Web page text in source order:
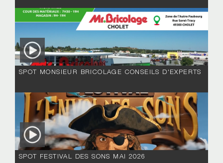
SPOT MONSIEUR BRICOLAGE CONSEILS D'EXPERTS
SPOT FESTIVAL DES SONS MAI 2026